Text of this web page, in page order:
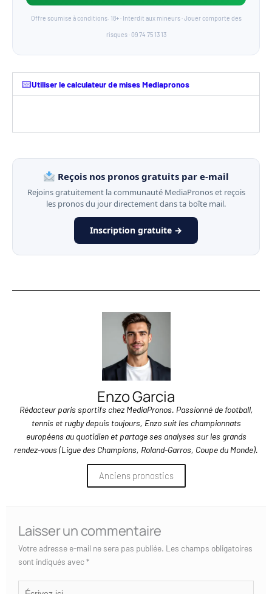
Offre soumise à conditions. 18+ · Interdit aux mineurs · Jouer comporte des
risques · 09 74 75 13 13
Utiliser le calculateur de mises Mediapronos
Reçois nos pronos gratuits par e-mail
Rejoins gratuitement la communauté MediaPronos et reçois
les pronos du jour directement dans ta boîte mail.
Inscription gratuite →
Enzo Garcia
Rédacteur paris sportifs chez MediaPronos. Passionné de football,
tennis et rugby depuis toujours, Enzo suit les championnats
européens au quotidien et partage ses analyses sur les grands
rendez-vous (Ligue des Champions, Roland-Garros, Coupe du Monde).
Anciens pronostics
Laisser un commentaire
Votre adresse e-mail ne sera pas publiée. Les champs obligatoires
sont indiqués avec*
Écrivez